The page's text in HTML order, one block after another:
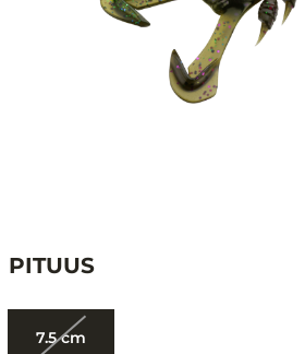
PITUUS
7.5 cm